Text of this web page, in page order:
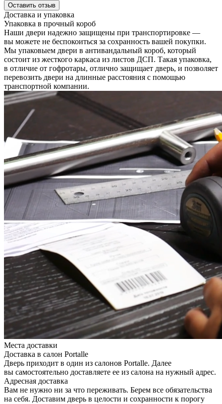
Оставить отзыв
Доставка и упаковка
Упаковка в прочный короб
Наши двери надежно защищены при транспортировке —
вы можете не беспокоиться за сохранность вашей покупки.
Мы упаковыем двери в антивандальный короб, который
состоит из жесткого каркаса из листов ДСП. Такая упаковка,
в отличие от гофротары, отлично защищает дверь, и позволяет
перевозить двери на длинные расстояния с помощью
транспортной компании.
Места доставки
Доставка в салон Portalle
Дверь приходит в один из салонов Portalle. Далее
вы самостоятельно доставляете ее из салона на нужный адрес.
Адресная доставка
Вам не нужно ни за что переживать. Берем все обязательства
на себя. Доставим дверь в целости и сохранности к порогу